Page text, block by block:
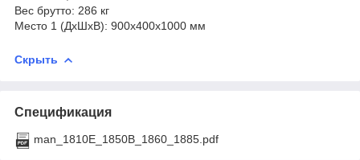
Вес брутто: 286 кг
Место 1 (ДхШхВ): 900х400х1000 мм
Скрыть
Спецификация
man_1810E_1850B_1860_1885.pdf